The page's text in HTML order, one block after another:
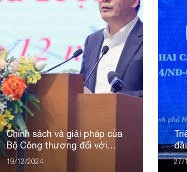
Chính sách và giải pháp của
Bộ Công thương đối với
Năng lượng tái tạo
19/12/2024 27/